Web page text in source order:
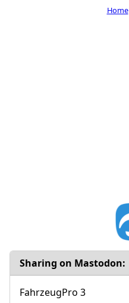
Sharing on Mastodon:
FahrzeugPro 3
Home